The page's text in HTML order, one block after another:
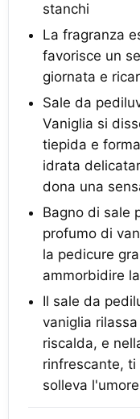
stanchi
La fragranza
favorisce un
giornata e
Sale da
Vaniglia si
tiepida e
idrata
dona una
Bagno di sale
profumo di
la pedicure
ammorbidire
Il sale da
vaniglia
riscalda, e
rinfrescante,
solleva l'umore